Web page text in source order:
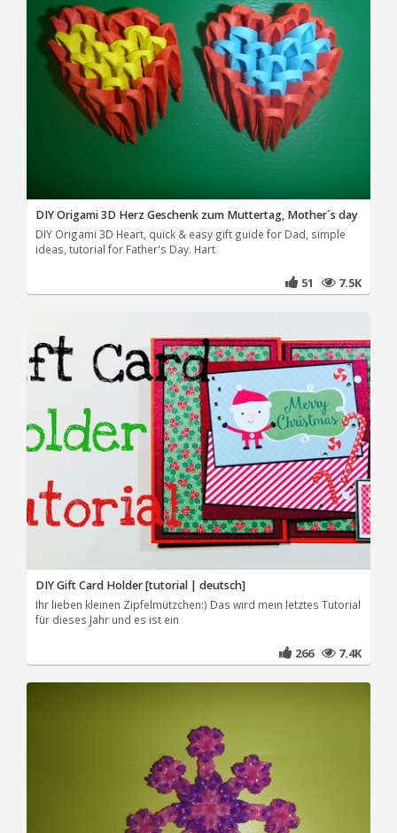
DIY Origami 3D Herz Geschenk zum Muttertag, Mother´s day
DIY Origami 3D Heart, quick & easy gift guide for Dad, simple
ideas, tutorial for Father's Day. Hart
51 7.5K
DIY Gift Card Holder [tutorial | deutsch]
Ihr lieben kleinen Zipfelmützchen:) Das wird mein letztes Tutorial
für dieses Jahr und es ist ein
266 7.4K